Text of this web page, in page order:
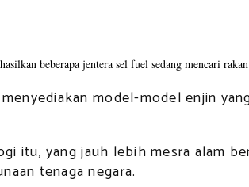
beberapa jentera sel fuel sedang mencari
model-model enjin
itu, yang jauh lebih mesra alam
tenaga negara.